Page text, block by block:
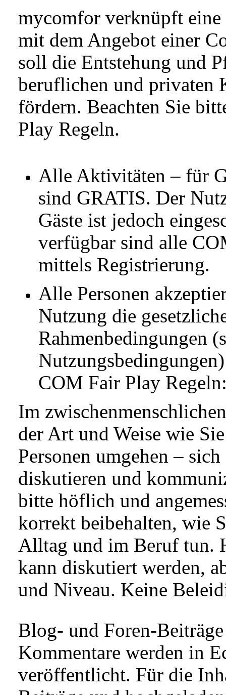
mycomfor verknüpft
mit dem Angebot einer
soll die Entstehung und
beruflichen und privaten
fördern. Beachten Sie
Play Regeln.
Alle Aktivitäten – für
sind GRATIS. Der
Gäste ist jedoch
verfügbar sind alle
mittels Registrierung.
Alle Personen
Nutzung die
Rahmenbedingungen
COM Fair Play
Im
der Art und Weise wie
Personen umgehen – sich
diskutieren und
bitte höflich und
korrekt beibehalten, wie
Alltag und im Beruf tun.
kann diskutiert werden,
und Niveau. Keine
Blog- und Foren-
Kommentare werden in
veröffentlicht. Für die